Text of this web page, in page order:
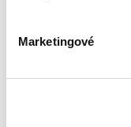
Marketingové
Novinky
Najdrahšie
Najvyššia zľava